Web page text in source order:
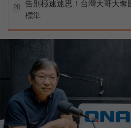
PR
告別極速迷思！台灣大哥大奪
標準